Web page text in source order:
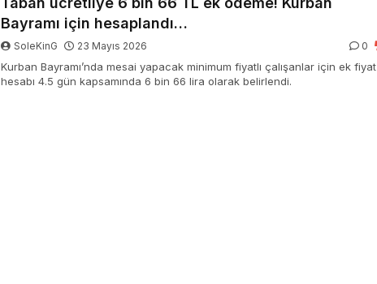
Bayramı için hesaplandı…
SoleKinG 23 Mayıs 2026 0
Kurban Bayramı’nda mesai yapacak minimum fiyatlı çalışanlar için ek fiyat
hesabı 4.5 gün kapsamında 6 bin 66 lira olarak belirlendi.